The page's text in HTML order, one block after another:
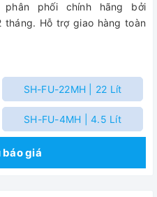
phối chính hãng bởi
tháng. Hỗ trợ giao hàng toàn
SH-FU-22MH | 22 Lít
SH-FU-4MH | 4.5 Lít
báo giá